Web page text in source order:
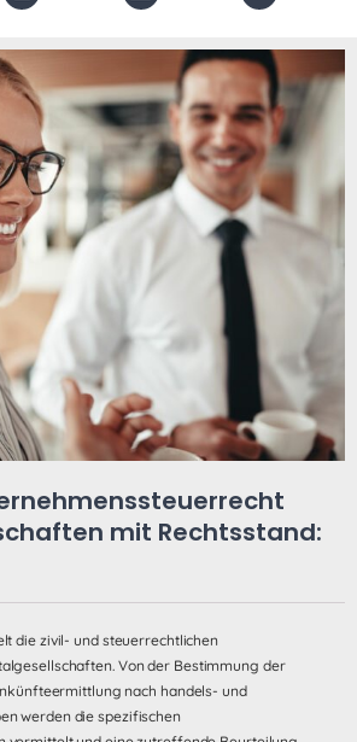
mit Rechtsstand:
die zivil- und steuerrechtlichen
Von der Bestimmung der
nach handels- und
werden die spezifischen